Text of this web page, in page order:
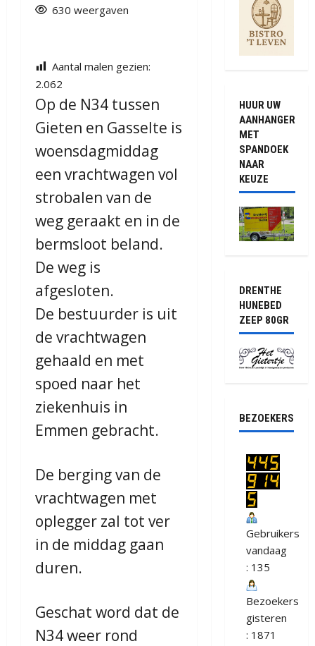
630 weergaven
Aantal malen gezien:
2.062
Op de N34 tussen
Gieten en Gasselte is
woensdagmiddag
een vrachtwagen vol
strobalen van de
weg geraakt en in de
bermsloot beland.
De weg is
afgesloten.
De bestuurder is uit
de vrachtwagen
gehaald en met
spoed naar het
ziekenhuis in
Emmen gebracht.
De berging van de
vrachtwagen met
oplegger zal tot ver
in de middag gaan
duren.
Geschat word dat de
N34 weer rond
HUUR UW
AANHANGER
MET
SPANDOEK
NAAR
KEUZE
DRENTHE
HUNEBED
ZEEP 80GR
BEZOEKERS
Gebruikers
vandaag
: 135
Bezoekers
gisteren
: 1871